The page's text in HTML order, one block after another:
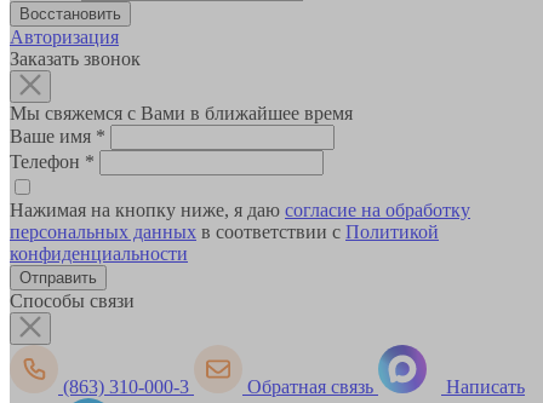
Авторизация
Заказать звонок
Мы свяжемся с Вами в ближайшее время
Ваше имя *
Телефон *
Нажимая на кнопку ниже, я даю согласие на обработку
персональных данных в соответствии с Политикой
конфиденциальности
Способы связи
(863) 310-000-3 Обратная связь Написать